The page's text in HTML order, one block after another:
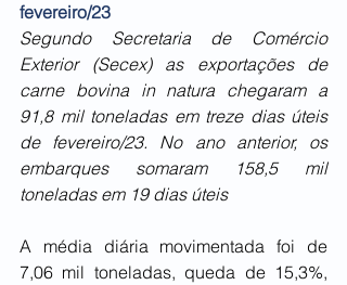
fevereiro/23
Segundo Secretaria de Comércio
Exterior (Secex) as exportações de
carne bovina in natura chegaram a
91,8 mil toneladas em treze dias úteis
de fevereiro/23. No ano anterior, os
embarques somaram 158,5 mil
toneladas em 19 dias úteis
A média diária movimentada foi de
7,06 mil toneladas, queda de 15,3%,